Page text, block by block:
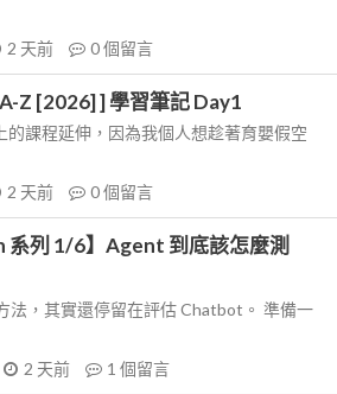
2 天前 0個留言
Z [2026] ] 學習筆記 Day1
的課程延伸，因為我個人想趁著育嬰假空
2 天前 0個留言
系列 1/6】Agent 到底該怎麼測
法，其實還停留在評估 Chatbot。 準備一
2 天前 1 個留言